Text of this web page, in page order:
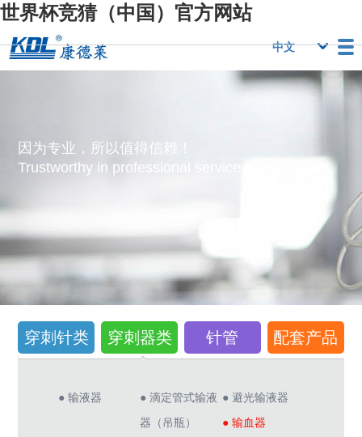
世界杯竞猜（中国）官方网站
栏目
国）官方网站
因为专业，所以值得信赖！
Trustworthy in professional service！
穿刺针类 穿刺器类 针管 配套产品
● 输液器
● 滴定管式输液
器（吊瓶）
● 避光输液器
● 输血器